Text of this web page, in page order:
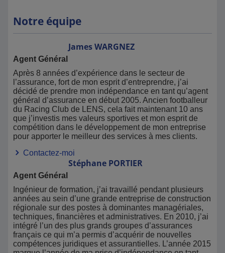
Notre équipe
JamesWARGNEZ
Agent Général
Après 8 années d’expérience dans le secteur de
l’assurance, fort de mon esprit d’entreprendre, j’ai
décidé de prendre mon indépendance en tant qu’agent
général d’assurance en début 2005. Ancien footballeur
du Racing Club de LENS, cela fait maintenant 10 ans
que j’investis mes valeurs sportives et mon esprit de
compétition dans le développement de mon entreprise
pour apporter le meilleur des services à mes clients.
Contactez-moi
Stéphane PORTIER
Agent Général
Ingénieur de formation, j’ai travaillé pendant plusieurs
années au sein d’une grande entreprise de construction
régionale sur des postes à dominantes managériales,
techniques, financières et administratives. En 2010, j’ai
intégré l’un des plus grands groupes d’assurances
français ce qui m’a permis d’acquérir de nouvelles
compétences juridiques et assurantielles. L’année 2015